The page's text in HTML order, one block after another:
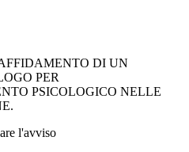
DI UN
PER
PSICOLOGICO NELLE
l'avviso